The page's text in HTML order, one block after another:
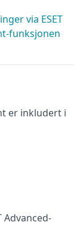
via ESET
funksjonen
er inkludert i
Advanced-